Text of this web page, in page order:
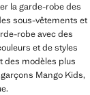
la garde-robe des
sous-vêtements et
robe avec des
et de styles
des modèles plus
Mango Kids,